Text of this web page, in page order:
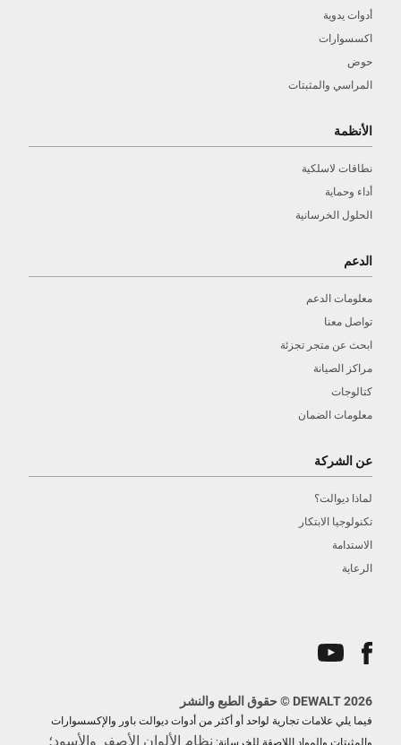
أدوات يدوية
اكسسوارات
حوض
المراسي والمثبتات
الأنظمة
نطاقات لاسلكية
أداء وحماية
الحلول الخرسانية
الدعم
معلومات الدعم
تواصل معنا
ابحث عن متجر تجزئة
مراكز الصيانة
كتالوجات
معلومات الضمان
عن الشركة
لماذا ديوالت؟
تكنولوجيا الابتكار
الاستدامة
الرعاية
DEWALT 2026 © حقوق الطبع والنشر
فيما يلي علامات تجارية لواحد أو أكثر من أدوات ديوالت باور والإكسسوارات
والمثبتات والمواد اللاصقة للخرسانة: نظام الألوان الأصفر والأسود؛